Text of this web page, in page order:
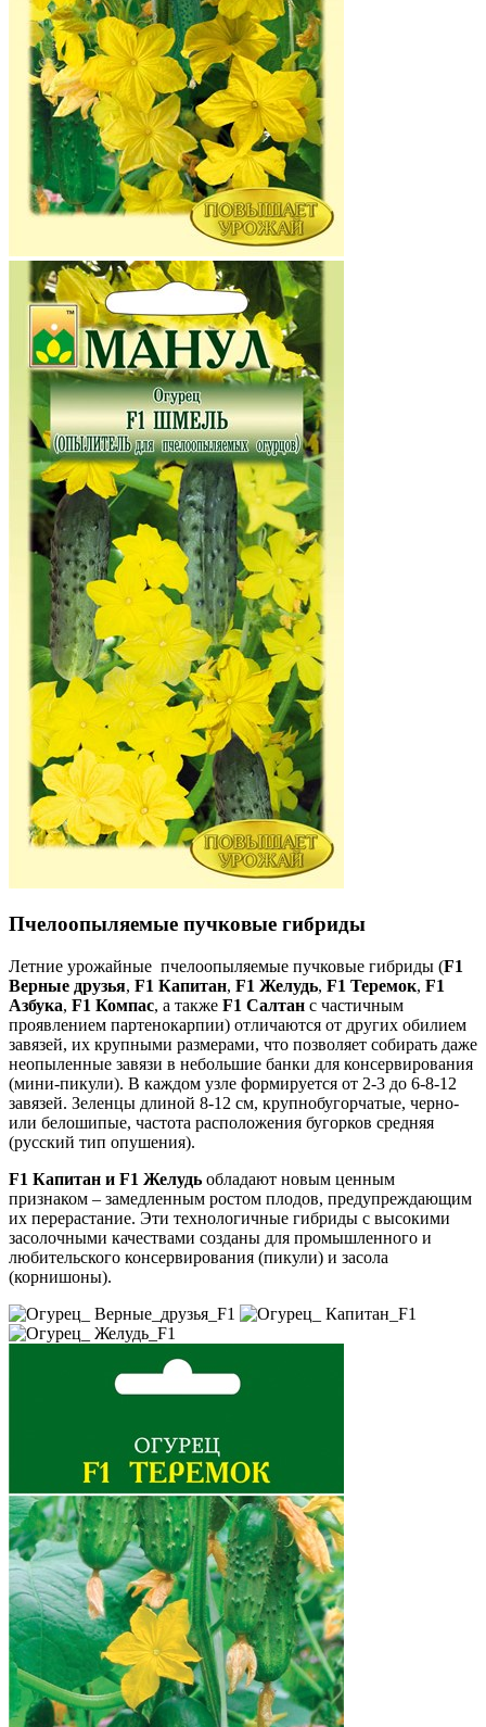
Пчелоопыляемые пучковые гибриды
Летние урожайные пчелоопыляемые пучковые гибриды (F1
Верные друзья, F1 Капитан, F1 Желудь, F1 Теремок, F1
Азбука, F1 Компас, а также F1 Салтан с частичным
проявлением партенокарпии) отличаются от других обилием
завязей, их крупными размерами, что позволяет собирать даже
неопыленные завязи в небольшие банки для консервирования
(мини-пикули). В каждом узле формируется от 2-3 до 6-8-12
завязей. Зеленцы длиной 8-12 см, крупнобугорчатые, черно-
или белошипые, частота расположения бугорков средняя
(русский тип опушения).
F1 Капитан и F1 Желудь обладают новым ценным
признаком – замедленным ростом плодов, предупреждающим
их перерастание. Эти технологичные гибриды с высокими
засолочными качествами созданы для промышленного и
любительского консервирования (пикули) и засола
(корнишоны).